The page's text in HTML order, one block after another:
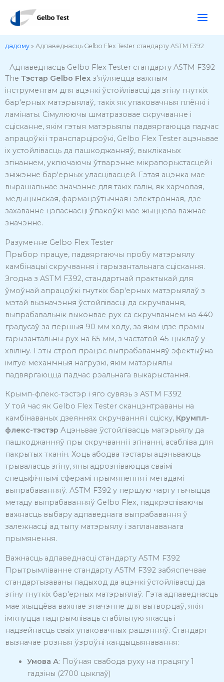
дадому » Адпаведнасць Gelbo Flex Tester стандарту ASTM F392
Адпаведнасць Gelbo Flex Tester стандарту ASTM F392
The Тэстар Gelbo Flex з'яўляецца важным
інструментам для ацэнкі ўстойлівасці да згіну гнуткіх
бар'ерных матэрыялаў, такіх як упаковачныя плёнкі і
ламінаты. Сімулюючы шматразовае скручванне і
сцісканне, якім гэтыя матэрыялы падвяргаюцца падчас
апрацоўкі і транспарціроўкі, Gelbo Flex Tester ацэньвае
іх устойлівасць да пашкоджанняў, выкліканых
згінаннем, уключаючы ўтварэнне мікрапорыстасцей і
зніжэнне бар'ерных уласцівасцей. Гэтая ацэнка мае
вырашальнае значэнне для такіх галін, як харчовая,
медыцынская, фармацэўтычная і электронная, дзе
захаванне цэласнасці ўпакоўкі мае жыццёва важнае
значэнне.
Разуменне Gelbo Flex Tester
Прыбор працуе, падвяргаючы пробу матэрыялу
камбінацыі скручвання і гарызантальнага сціскання.
Згодна з ASTM F392, стандартнай практыкай для
ўмоўнай апрацоўкі гнуткіх бар'ерных матэрыялаў з
мэтай вызначэння ўстойлівасці да скручвання,
выпрабавальнік выконвае рух са скручваннем на 440
градусаў за першыя 90 мм ходу, за якім ідзе прамы
гарызантальны рух на 65 мм, з частатой 45 цыклаў у
хвіліну. Гэты строгі працэс выпрабаванняў эфектыўна
імітуе механічныя нагрузкі, якім матэрыялы
падвяргаюцца падчас рэальнага выкарыстання.
Крымп-флекс-тэстэр і яго сувязь з ASTM F392
У той час як Gelbo Flex Tester сканцэнтраваны на
камбінаваных дзеяннях скручвання і сціску, Крумпл-
флекс-тэстэр Ацэньвае ўстойлівасць матэрыялу да
пашкоджанняў пры скручванні і згінанні, асабліва для
пакрытых тканін. Хоць абодва тэстары ацэньваюць
трываласць згіну, яны адрозніваюцца сваімі
спецыфічнымі сферамі прымянення і метадамі
выпрабаванняў. ASTM F392 у першую чаргу тычыцца
метаду выпрабаванняў Gelbo Flex, падкрэсліваючы
важнасць выбару адпаведнага выпрабавання ў
залежнасці ад тыпу матэрыялу і запланаванага
прымянення.
Важнасць адпаведнасці стандарту ASTM F392
Прытрымліванне стандарту ASTM F392 забяспечвае
стандартызаваны падыход да ацэнкі ўстойлівасці да
згіну гнуткіх бар'ерных матэрыялаў. Гэта адпаведнасць
мае жыццёва важнае значэнне для вытворцаў, якія
імкнуцца падтрымліваць стабільную якасць і
надзейнасць сваіх упаковачных рашэнняў. Стандарт
вызначае розныя ўзроўні кандыцыянавання:
Умова А: Поўная свабода руху на працягу 1
гадзіны (2700 цыклаў)